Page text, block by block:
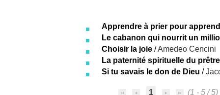
Apprendre à prier pour
Le cabanon qui nourrit un
Choisir la joie /Amedeo Cencini
La paternité spirituelle du prêtre
Si tu savais le don de Dieu /
1 (1 - 5 / 5)